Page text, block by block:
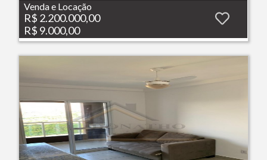
Venda e Locação
R$ 2.200.000,00
R$ 9.000,00